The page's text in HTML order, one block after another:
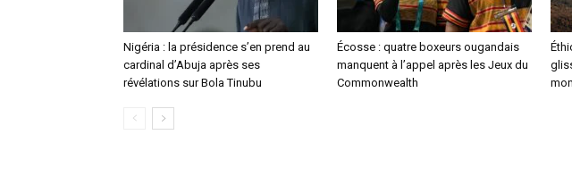
Nigéria : la présidence s’en prend au
cardinal d’Abuja après ses
révélations sur Bola Tinubu
Écosse : quatre boxeurs ougandais
manquent à l’appel après les Jeux du
Commonwealth